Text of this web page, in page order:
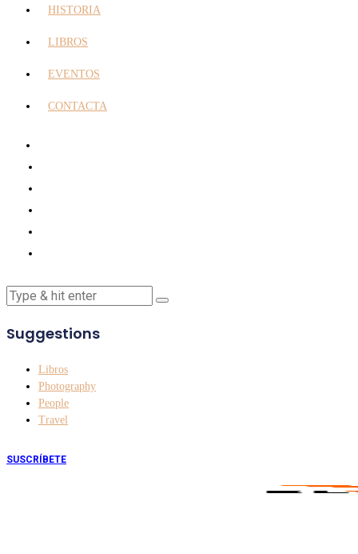
HISTORIA
LIBROS
EVENTOS
CONTACTA
Suggestions
Libros
Photography
People
Travel
SUSCRÍBETE